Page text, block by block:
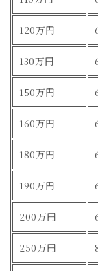
120万円
130万円
150万円
160万円
180万円
190万円
200万円
250万円